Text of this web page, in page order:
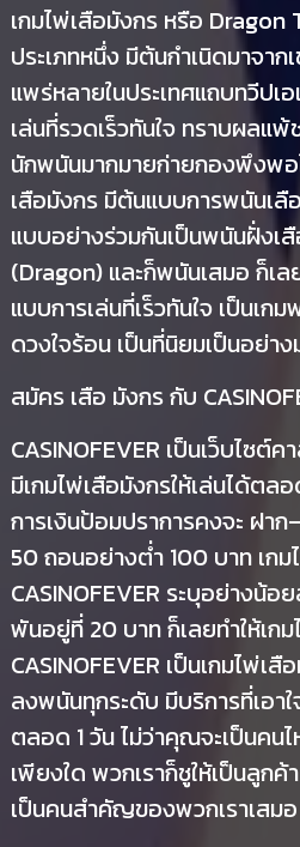
เกมไพ่เสือมังกร หรือ Dragon
ประเภทหนึ่ง มีต้นกำเนิดมาจาก
แพร่หลายในประเทศแถบทวีป
เล่นที่รวดเร็วทันใจ ทราบผลแ
นักพนันมากมายก่ายกองพึงพอ
เสือมังกร มีต้นแบบการพนันเ
แบบอย่างร่วมกันเป็นพนันฝั่งเ
(Dragon) และก็พนันเสมอ ก็เล
แบบการเล่นที่เร็วทันใจ เป็นเก
ดวงใจร้อน เป็นที่นิยมเป็นอย่า
สมัคร เสือ มังกร กับ
CASINOFEVER เป็นเว็บไซต์
มีเกมไพ่เสือมังกรให้เล่นได้ตล
การเงินป้อมปราการคงจะ ฝา
50 ถอนอย่างต่ำ 100 บาท เก
CASINOFEVER ระบุอย่างน้อ
พันอยู่ที่ 20 บาท ก็เลยทำให้เก
CASINOFEVER เป็นเกมไพ่เ
ลงพนันทุกระดับ มีบริการที่เอา
ตลอด 1 วัน ไม่ว่าคุณจะเป็นคน
เพียงใด พวกเราก็ชูให้เป็นลูกค้
เป็นคนสำคัญของพวกเราเสมอ